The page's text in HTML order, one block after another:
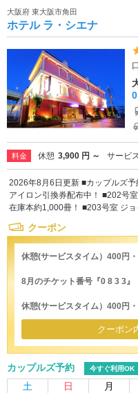
大阪府 東大阪市角田
ホテル ラ・シエナ
料金 休憩 3,900 円 ～ サービ
2026年8月6日更新 ■カップルズ
アイロン引換券配布中！ ■202号
在庫本約1,000冊！ ■203号室 ジ
クーポン
休憩(サービスタイム）400円
8月のチケット番号『0 8 3 3』
休憩(サービスタイム）400円
クーポン
カップルズ予約 今すぐ利用OK
土 日 月